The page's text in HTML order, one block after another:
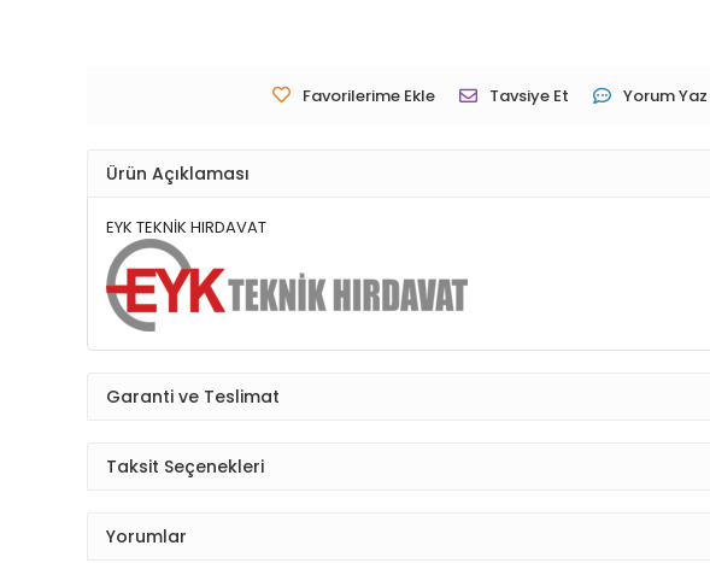
Favorilerime Ekle Tavsiye Et Yorum Yaz
Ürün Açıklaması
EYK TEKNİK HIRDAVAT
Garanti ve Teslimat
Taksit Seçenekleri
Yorumlar